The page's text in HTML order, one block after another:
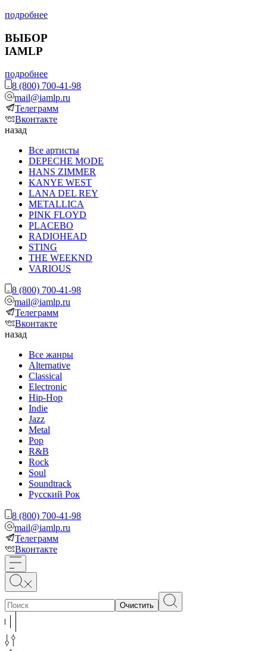
подробнее
ВЫБОР
IAMLP
подробнее
8 (800) 700-41-98
mail@iamlp.ru
Телеграмм
Вконтакте
назад
Все артисты
DEPECHE MODE
HANS ZIMMER
KANYE WEST
LANA DEL REY
METALLICA
PINK FLOYD
PLACEBO
RADIOHEAD
STING
THE WEEKND
VARIOUS
8 (800) 700-41-98
mail@iamlp.ru
Телеграмм
Вконтакте
назад
Все жанры
Alternative
Classical
Electronic
Hip-Hop
Indie
Jazz
Metal
Pop
R&B
Rock
Soul
Soundtrack
Русский Рок
8 (800) 700-41-98
mail@iamlp.ru
Телеграмм
Вконтакте
Очистить